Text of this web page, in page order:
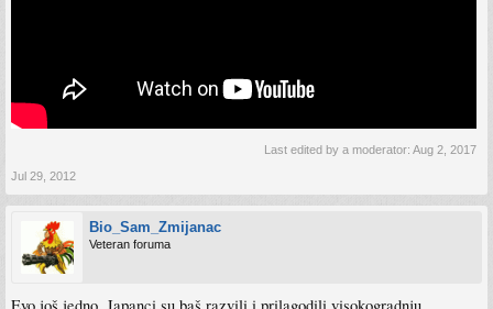
Last edited by a moderator: Aug 2, 2017
Jul 29, 2012
Bio_Sam_Zmijanac
Veteran foruma